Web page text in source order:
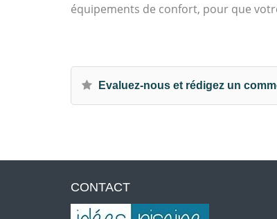
équipements de confort, pour que
Evaluez-nous et rédigez un
CONTACT